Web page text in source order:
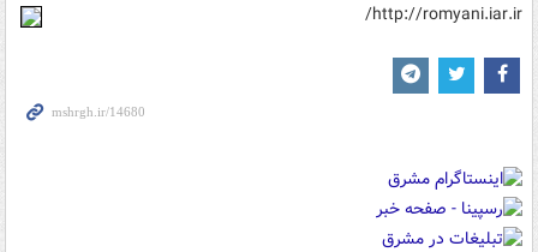
http://romyani.iar.ir/